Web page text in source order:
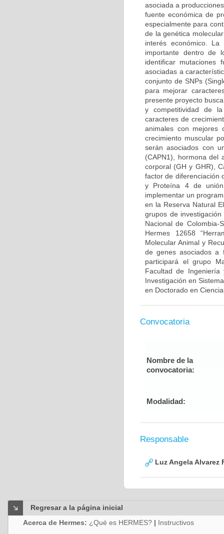
asociada a
fuente económica de
especialmente para
de la genética
interés económico.
importante dentro de
identificar mutaciones
asociadas a
conjunto de SNPs
para mejorar
presente proyecto
y competitividad de
caracteres de
animales con mejores
crecimiento muscular
serán asociados con
(CAPN1), hormona del
corporal (GH y GHR),
factor de diferenciación
y Proteína 4 de
implementar un
en la Reserva Natural
grupos de
Nacional de
Hermes 12658
Molecular Animal y
de genes asociados a
participará el grupo
Facultad de
Investigación en
en Doctorado en
Convocatoria
Nombre de la
convocatoria:
Modalidad:
Responsable
Luz Angela Alvarez
Regresar a la página inicial
Acerca de Hermes: ¿Qué es HERMES? | Instructivos